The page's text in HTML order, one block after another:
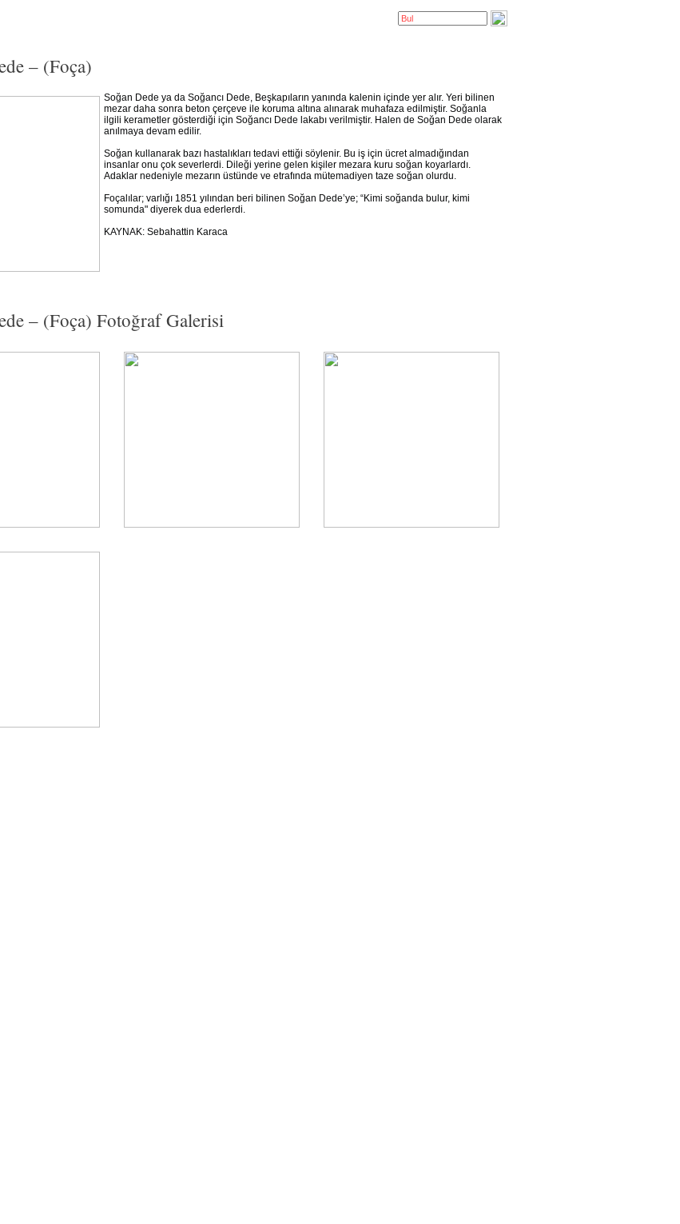
– (Foça)
Soğan Dede ya da Soğancı Dede, Beşkapıların yanında kalenin içinde yer alır. Yeri bilinen
mezar daha sonra beton çerçeve ile koruma altına alınarak muhafaza edilmiştir. Soğanla
ilgili kerametler gösterdiği için Soğancı Dede lakabı verilmiştir. Halen de Soğan Dede olarak
anılmaya devam edilir.
Soğan kullanarak bazı hastalıkları tedavi ettiği söylenir. Bu iş için ücret almadığından
insanlar onu çok severlerdi. Dileği yerine gelen kişiler mezara kuru soğan koyarlardı.
Adaklar nedeniyle mezarın üstünde ve etrafında mütemadiyen taze soğan olurdu.
Foçalılar; varlığı 1851 yılından beri bilinen Soğan Dede’ye; “Kimi soğanda bulur, kimi
somunda" diyerek dua ederlerdi.
KAYNAK: Sebahattin Karaca
– (Foça) Fotoğraf Galerisi